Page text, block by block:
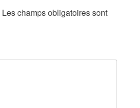
Les champs obligatoires sont